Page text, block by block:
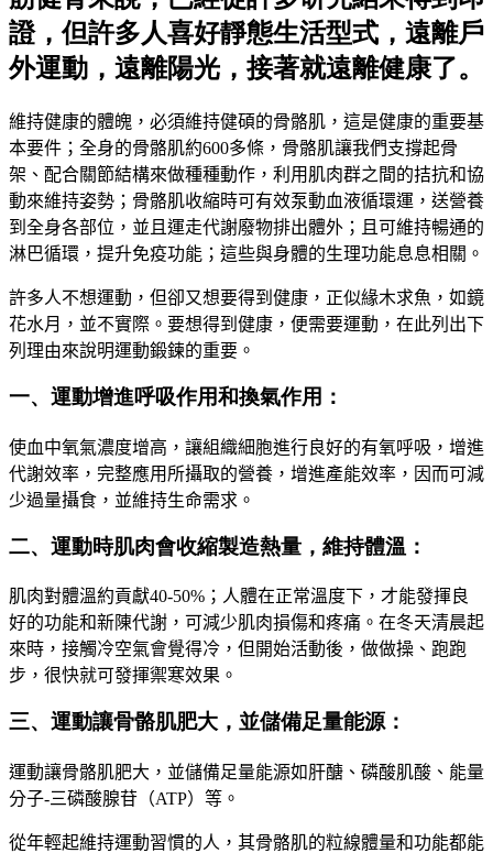
證，但許多人喜好靜態生活型式，遠離戶
外運動，遠離陽光，接著就遠離健康了。
維持健康的體魄 ， 必須維持健碩的骨骼肌，這是健康的重要基
本要件；全身的骨骼肌約600多條，骨骼肌讓我們支撐起骨
架、配合關節結構來做種種動作 ， 利用肌肉群之間的拮抗和協
動來維持姿勢 ； 骨骼肌收縮時可有效泵動血液循環運 ， 送營養
到全身各部位，並且運走代謝廢物排出體外；且可維持暢通的
淋巴循環，提升免疫功能；這些與身體的生理功能息息相關。
許多人不想運動，但卻又想要得到健康，正似緣木求魚，如鏡
花水月，並不實際。 要想得到健康 ， 便需要運動 ， 在此列出下
列理由來說明運動鍛鍊的重要 。
一、運動增進呼吸作用和換氣作用：
使血中氧氣濃度增高，讓組織細胞進行良好的有氧呼吸，增進
代謝效率 ， 完整應用所攝取的營養 ， 增進產能效率 ， 因而可減
少過量攝食 ， 並維持生命需求。
二、運動時肌肉會收縮製造熱量，維持體溫：
肌肉對體溫約貢獻40-50% ；人體在正常溫度下 ， 才能發揮良
好的功能和新陳代謝，可減少肌肉損傷和疼痛。在冬天清晨起
來時，接觸冷空氣會覺得冷，但開始活動後 ， 做做操、跑跑
步，很快就可發揮禦寒效果 。
三、運動讓骨骼肌肥大，並儲備足量能源：
運動讓骨骼肌肥大，並儲備足量能源如肝醣、磷酸肌酸、能量
分子-三磷酸腺苷（ATP）等。
從年輕起維持運動習慣的人，其骨骼肌的粒線體量和功能都能